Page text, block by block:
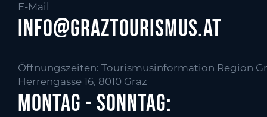
E-Mail
info@graztourismus.at
Öffnungszeiten: Tourismusinformation Region
Herrengasse 16, 8010 Graz
Montag - Sonntag: